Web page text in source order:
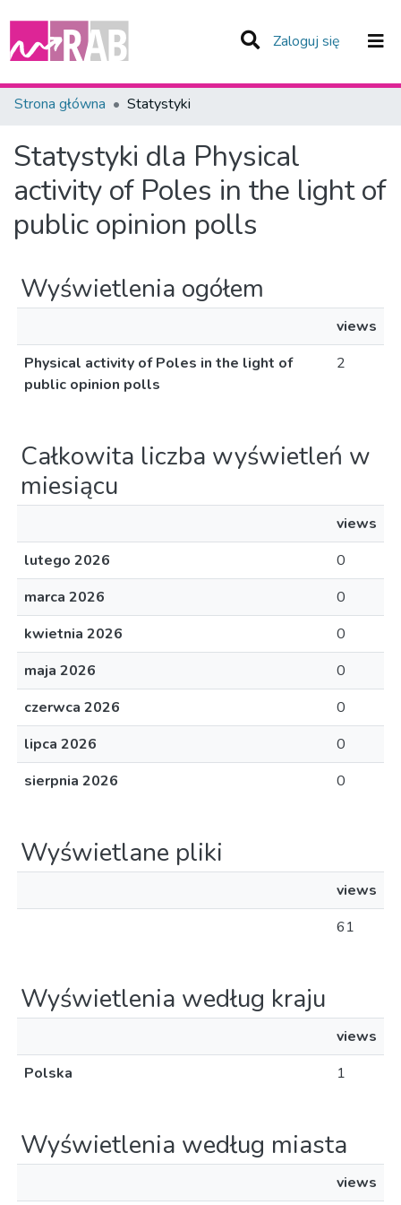
Zaloguj się (current)
Zespoły i Kolekcje
Strona główna Statystyki
Statystyki dla Physical
activity of Poles in the light of
public opinion polls
Wyświetlenia ogółem
views
Physical activity of Poles in the light of
public opinion polls
2
Całkowita liczba wyświetleń w
miesiącu
views
lutego 2026
0
marca 2026
0
kwietnia 2026
0
maja 2026
0
czerwca 2026
0
lipca 2026
0
sierpnia 2026
0
Wyświetlane pliki
views
61
Wyświetlenia według kraju
views
Polska
1
Wyświetlenia według miasta
views